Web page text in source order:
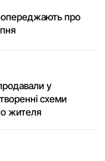
про
у
схеми
жителя